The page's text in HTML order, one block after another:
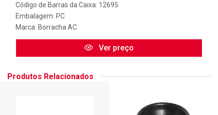
Código de Barras da Caixa: 12695
Embalagem: PC
Marca: Borracha AC
Ver preço
Produtos Relacionados